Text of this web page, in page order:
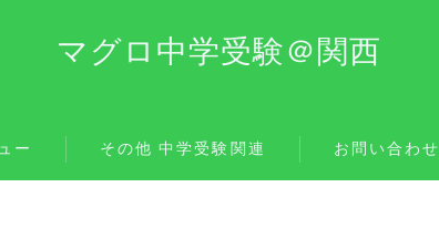
マグロ中学受験＠関西
ー その他 中学受験関連 お問い合わせ